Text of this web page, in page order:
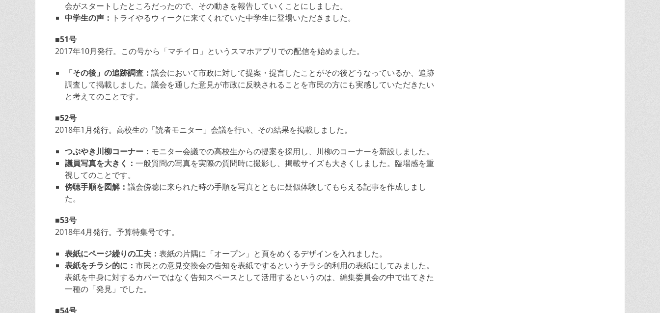
会がスタートしたところだったので、その動きを報告していくことにしました。
中学生の声： トライやるウィークに来てくれていた中学生に登場いただきました。
■51号
2017年10月発行。この号から「マチイロ」というスマホアプリでの配信を始めました。
「その後」の追跡調査： 議会において市政に対して提案・提言したことがその後どうなっているか、追跡
調査して掲載しました。議会を通した意見が市政に反映されることを市民の方にも実感していただきたい
と考えてのことです。
■52号
2018年1月発行。高校生の「読者モニター」会議を行い、その結果を掲載しました。
つぶやき川柳コーナー： モニター会議での高校生からの提案を採用し、川柳のコーナーを新設しました。
議員写真を大きく： 一般質問の写真を実際の質問時に撮影し、掲載サイズも大きくしました。臨場感を重
視してのことです。
傍聴手順を図解： 議会傍聴に来られた時の手順を写真とともに疑似体験してもらえる記事を作成しまし
た。
■53号
2018年4月発行。予算特集号です。
表紙にページ繰りの工夫： 表紙の片隅に「オープン」と頁をめくるデザインを入れました。
表紙をチラシ的に： 市民との意見交換会の告知を表紙でするというチラシ的利用の表紙にしてみました。
表紙を中身に対するカバーではなく告知スペースとして活用するというのは、編集委員会の中で出てきた
一種の「発見」でした。
■54号